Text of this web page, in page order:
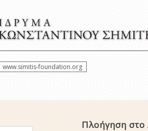
www.simitis-foundation.org
Πλοήγηση στο